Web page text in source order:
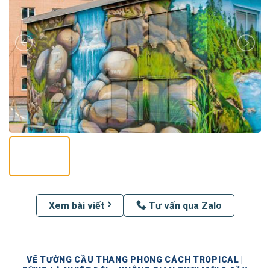
Xem bài viết Tư vấn qua Zalo
VẼ TƯỜNG CẦU THANG PHONG CÁCH TROPICAL |